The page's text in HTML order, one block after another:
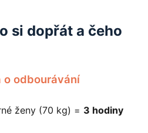
si dopřát a čeho
o odbourávání
ženy (70 kg) = 3 hodiny